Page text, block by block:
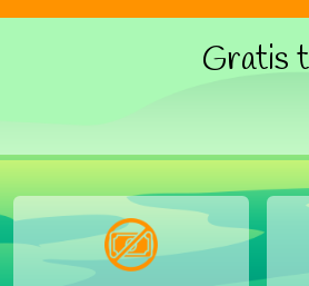
Gratis